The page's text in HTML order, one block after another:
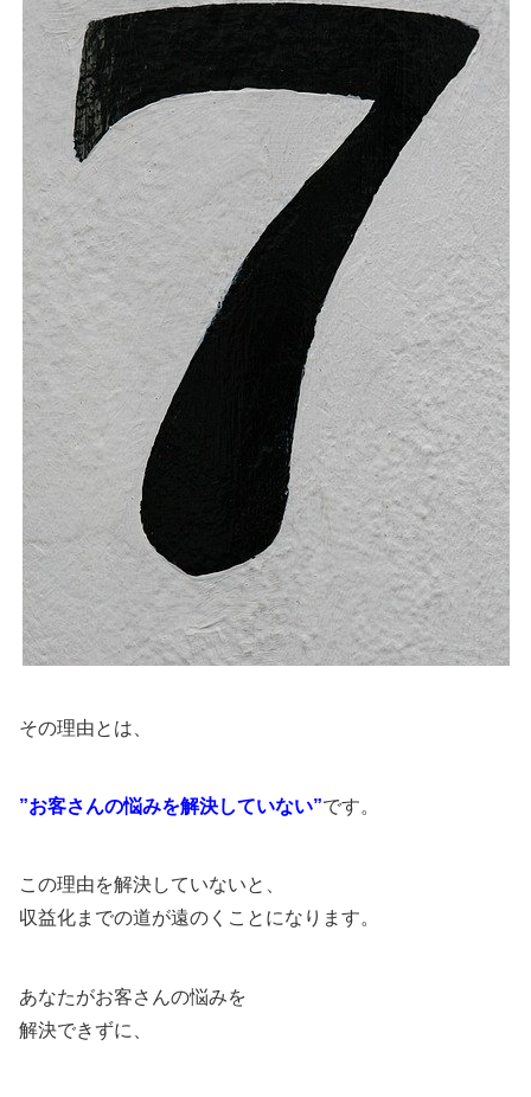
その理由とは、
”お客さんの悩みを解決していない”です。
この理由を解決していないと、
収益化までの道が遠のくことになります。
あなたがお客さんの悩みを
解決できずに、